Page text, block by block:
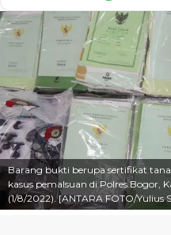
Barang bukti berupa sertifikat
kasus pemalsuan di Polres Bogor,
(1/8/2022). [ANTARA FOTO/Yulius